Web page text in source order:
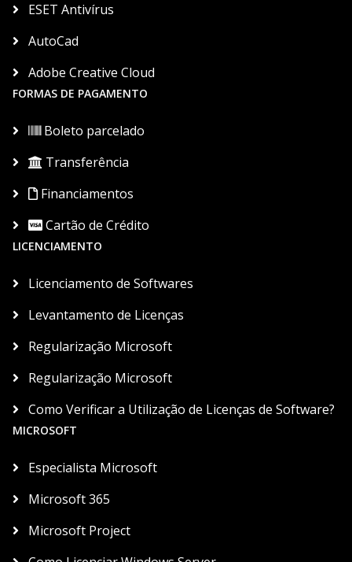
ESET Antivírus
AutoCad
Adobe Creative Cloud
FORMAS DE PAGAMENTO
Boleto parcelado
Transferência
Financiamentos
Cartão de Crédito
LICENCIAMENTO
Licenciamento de Softwares
Levantamento de Licenças
Regularização Microsoft
Regularização Microsoft
Como Verificar a Utilização de Licenças de Software?
MICROSOFT
Especialista Microsoft
Microsoft 365
Microsoft Project